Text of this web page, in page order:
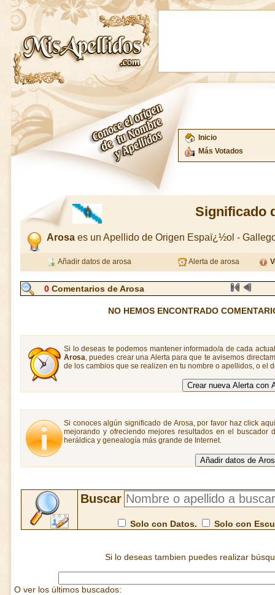
Inicio
Más Votados
Significado
Arosa es un Apellido de Origen Espaï¿½ol -
Añadir datos de arosa Alerta de arosa
0 Comentarios de Arosa
NO HEMOS ENCONTRADO
Si lo deseas te podemos mantener informado/a de cada
Arosa, puedes crear una Alerta para que te avisemos
de los cambios que se realizen en tu nombre o apellidos, o el
Si conoces algún significado de Arosa, por favor haz click
mejorando y ofreciendo mejores resultados en el buscador
heráldica y genealogía más grande de Internet.
Buscar
Solo con Datos. Solo con
Si lo deseas tambien puedes realizar
O ver los últimos buscados: